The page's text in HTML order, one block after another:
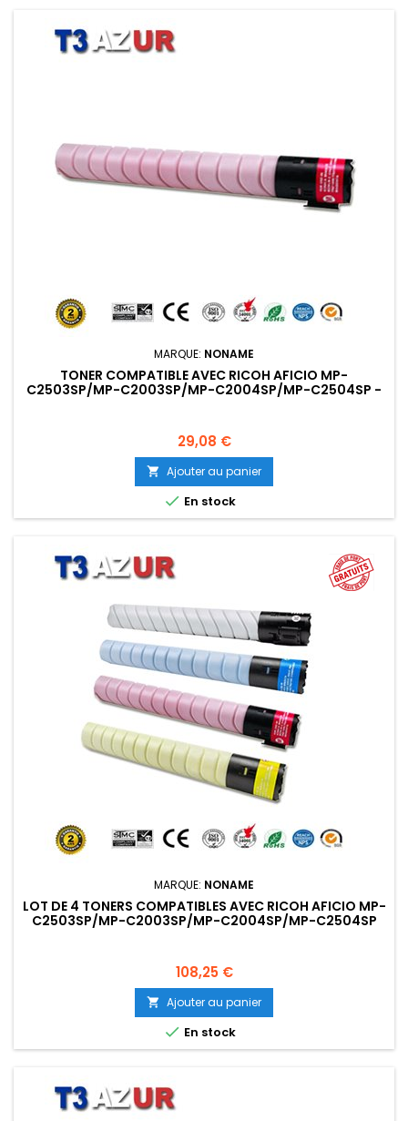
MARQUE: NONAME
TONER COMPATIBLE AVEC RICOH AFICIO MP-
C2503SP/MP-C2003SP/MP-C2004SP/MP-C2504SP -
Prix
29,08 €
 Ajouter au panier
 En stock
MARQUE: NONAME
LOT DE 4 TONERS COMPATIBLES AVEC RICOH AFICIO MP-
C2503SP/MP-C2003SP/MP-C2004SP/MP-C2504SP
Prix
108,25 €
 Ajouter au panier
 En stock